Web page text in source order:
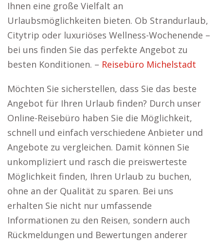
Ihnen eine große Vielfalt an
Urlaubsmöglichkeiten bieten. Ob Strandurlaub,
Citytrip oder luxuriöses Wellness-Wochenende –
bei uns finden Sie das perfekte Angebot zu
besten Konditionen. – Reisebüro Michelstadt
Möchten Sie sicherstellen, dass Sie das beste
Angebot für Ihren Urlaub finden? Durch unser
Online-Reisebüro haben Sie die Möglichkeit,
schnell und einfach verschiedene Anbieter und
Angebote zu vergleichen. Damit können Sie
unkompliziert und rasch die preiswerteste
Möglichkeit finden, Ihren Urlaub zu buchen,
ohne an der Qualität zu sparen. Bei uns
erhalten Sie nicht nur umfassende
Informationen zu den Reisen, sondern auch
Rückmeldungen und Bewertungen anderer